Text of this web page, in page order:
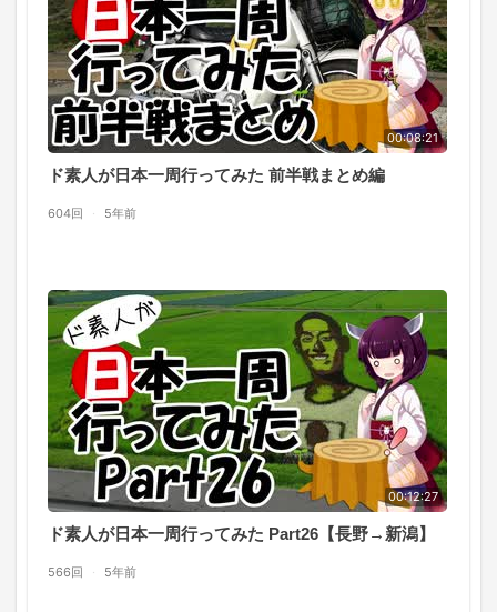
00:08:21
ド素人が日本一周行ってみた 前半戦まとめ編
604回 · 5年前
00:12:27
ド素人が日本一周行ってみた Part26【長野→新潟】
566回 · 5年前